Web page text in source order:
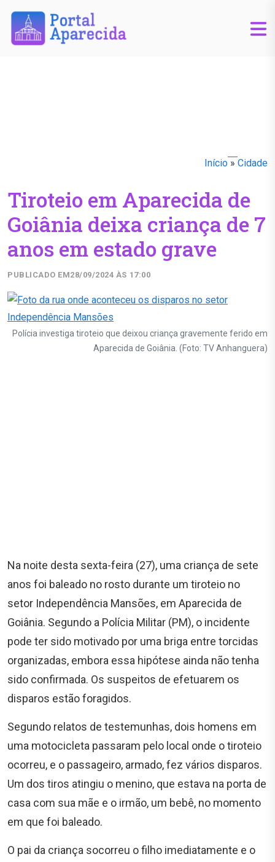
Início » Cidade
Tiroteio em Aparecida de
Goiânia deixa criança de 7
anos em estado grave
PUBLICADO EM28/09/2024 ÀS 17:00
Polícia investiga tiroteio que deixou criança gravemente ferido em
Aparecida de Goiânia. (Foto: TV Anhanguera)
Na noite desta sexta-feira (27), uma criança de sete
anos foi baleado no rosto durante um tiroteio no
setor Independência Mansões, em Aparecida de
Goiânia. Segundo a Polícia Militar (PM), o incidente
pode ter sido motivado por uma briga entre torcidas
organizadas, embora essa hipótese ainda não tenha
sido confirmada. Os suspeitos de efetuarem os
disparos estão foragidos.
Segundo relatos de testemunhas, dois homens em
uma motocicleta passaram pelo local onde o tiroteio
ocorreu, e o passageiro, armado, fez vários disparos.
Um dos tiros atingiu o menino, que estava na porta de
casa com sua mãe e o irmão, um bebê, no momento
em que foi baleado.
O pai da criança socorreu o filho imediatamente e o